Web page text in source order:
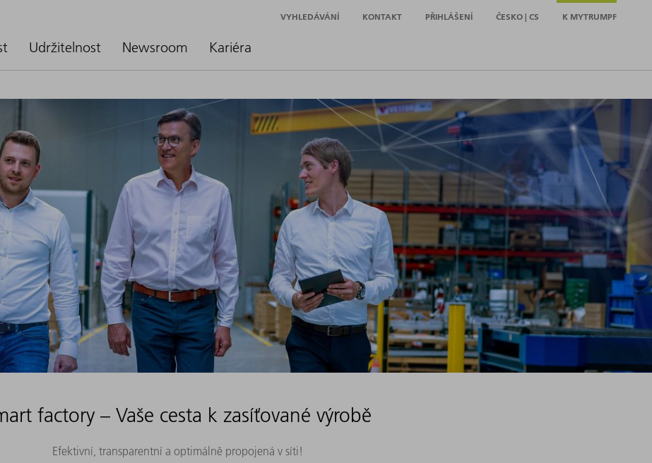
Udržitelnost Newsroom Kariéra
VYHLEDÁVÁNÍ KONTAKT PŘIHLÁŠENÍ ČESKO | CS K MYTRUMPF
factory – Vaše cesta k zasíťované výrobě
Efektivní, transparentní a optimálně propojená v síti!